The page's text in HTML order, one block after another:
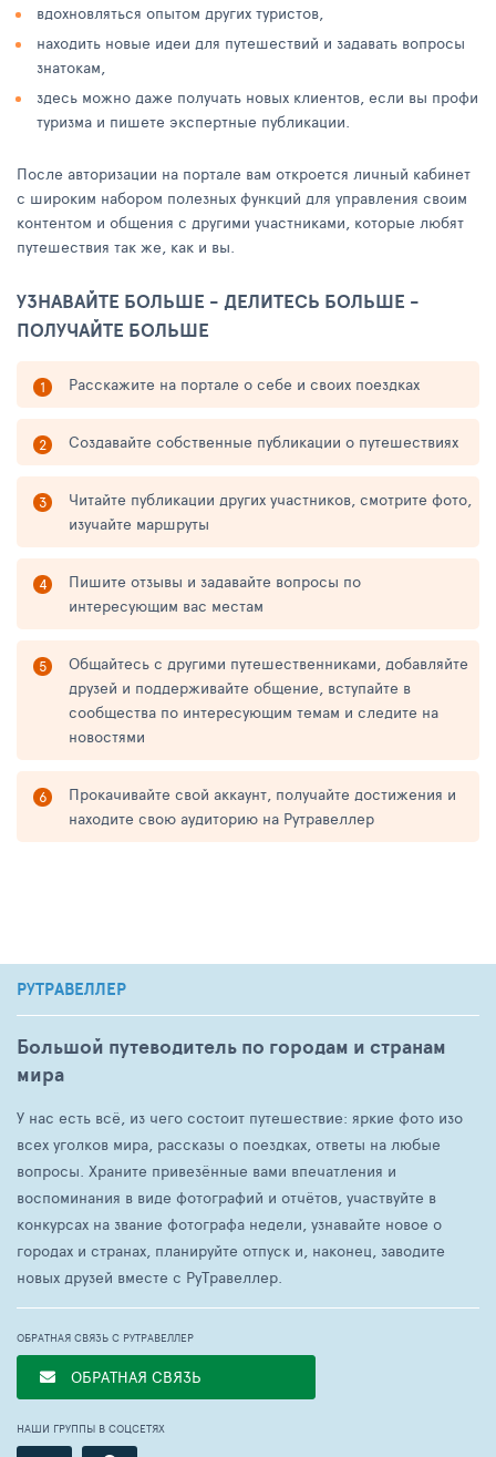
вдохновляться опытом других туристов,
находить новые идеи для путешествий и задавать вопросы
знатокам,
здесь можно даже получать новых клиентов, если вы профи
туризма и пишете экспертные публикации.
После авторизации на портале вам откроется личный кабинет
с широким набором полезных функций для управления своим
контентом и общения с другими участниками, которые любят
путешествия так же, как и вы.
УЗНАВАЙТЕ БОЛЬШЕ - ДЕЛИТЕСЬ БОЛЬШЕ -
ПОЛУЧАЙТЕ БОЛЬШЕ
Расскажите на портале о себе и своих поездках
Создавайте собственные публикации о путешествиях
Читайте публикации других участников, смотрите фото,
изучайте маршруты
Пишите отзывы и задавайте вопросы по
интересующим вас местам
Общайтесь с другими путешественниками, добавляйте
друзей и поддерживайте общение, вступайте в
сообщества по интересующим темам и следите на
новостями
Прокачивайте свой аккаунт, получайте достижения и
находите свою аудиторию на Рутравеллер
РУТРАВЕЛЛЕР
Большой путеводитель по городам и странам
мира
У нас есть всё, из чего состоит путешествие: яркие фото изо
всех уголков мира, рассказы о поездках, ответы на любые
вопросы. Храните привезённые вами впечатления и
воспоминания в виде фотографий и отчётов, участвуйте в
конкурсах на звание фотографа недели, узнавайте новое о
городах и странах, планируйте отпуск и, наконец, заводите
новых друзей вместе с РуТравеллер.
ОБРАТНАЯ СВЯЗЬ С РУТРАВЕЛЛЕР
ОБРАТНАЯ СВЯЗЬ
НАШИ ГРУППЫ В СОЦСЕТЯХ